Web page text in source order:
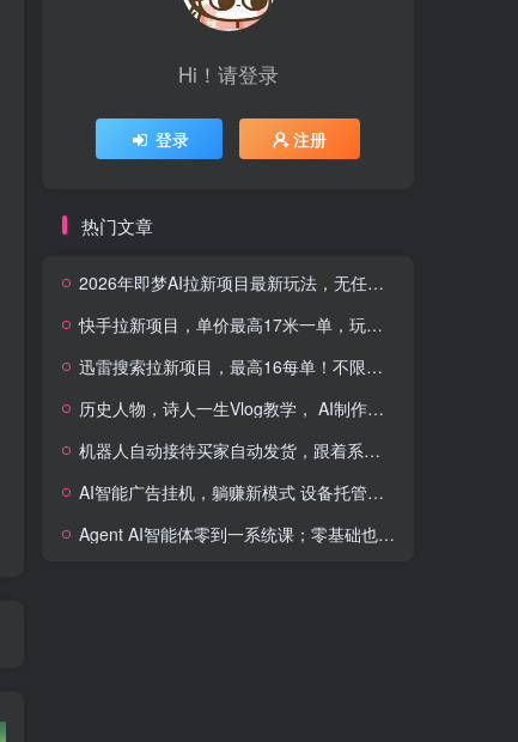
Hi！请登录
登录 注册
热门文章
2026年即梦AI拉新项目最新玩法，无任何门槛，操作非常简单，人人都可做，拉新佣金最高13米每单(更新08月07日)
快手拉新项目，单价最高17米一单，玩法简单，0基础也能轻松上手(更新08月07日)
迅雷搜索拉新项目，最高16每单！不限量级人人可冲，零门槛上手(更新0807)
历史人物，诗人一生Vlog教学， AI制作丨伙伴计划丨精选收益丨商单收徒 ，新领域红利期，抓紧做
机器人自动接待买家自动发货，跟着系统学拼多多虚拟月入1-5万
AI智能广告挂机，躺赚新模式 设备托管运行，解放双手持续变现
Agent AI智能体零到一系统课；零基础也能学会自动化实战，从核心概念到Coze工作流搭建完整覆盖